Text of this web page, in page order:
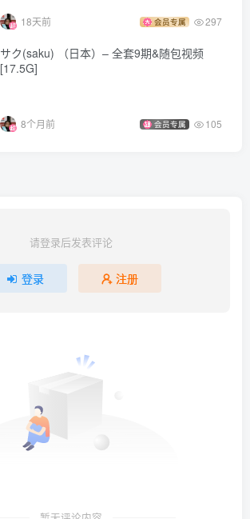
18天前 会员专属 297
サク(saku) （日本）– 全套9期&随包视频
[17.5G]
8个月前 会员专属 105
请登录后发表评论
登录 注册